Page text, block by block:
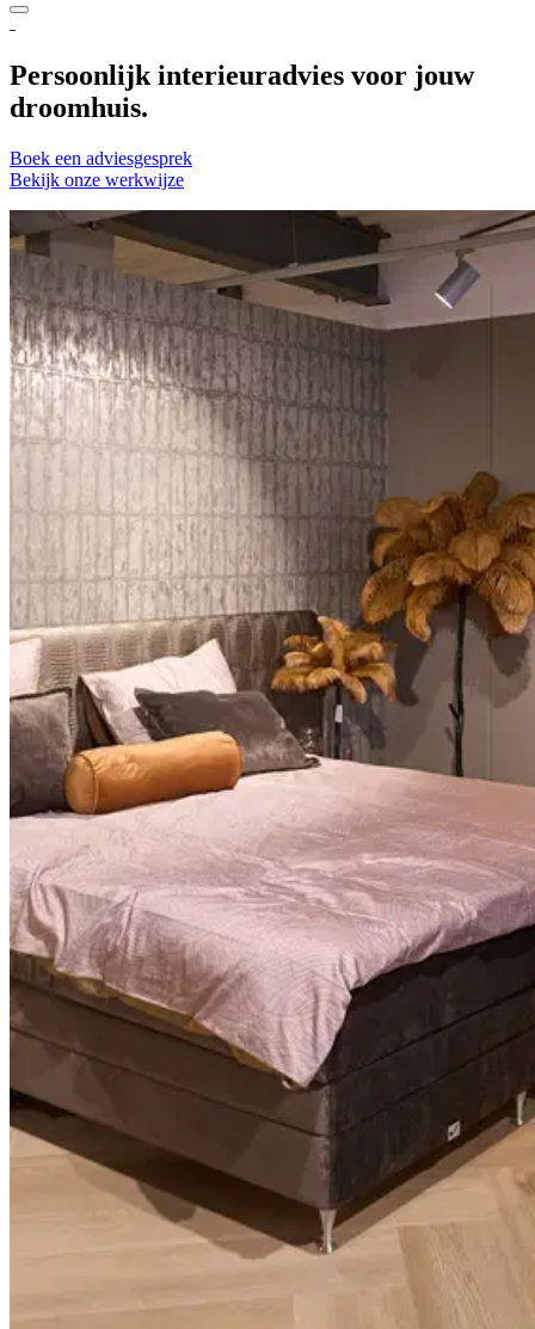
Persoonlijk interieuradvies voor jouw
droomhuis.
Boek een adviesgesprek
Bekijk onze werkwijze